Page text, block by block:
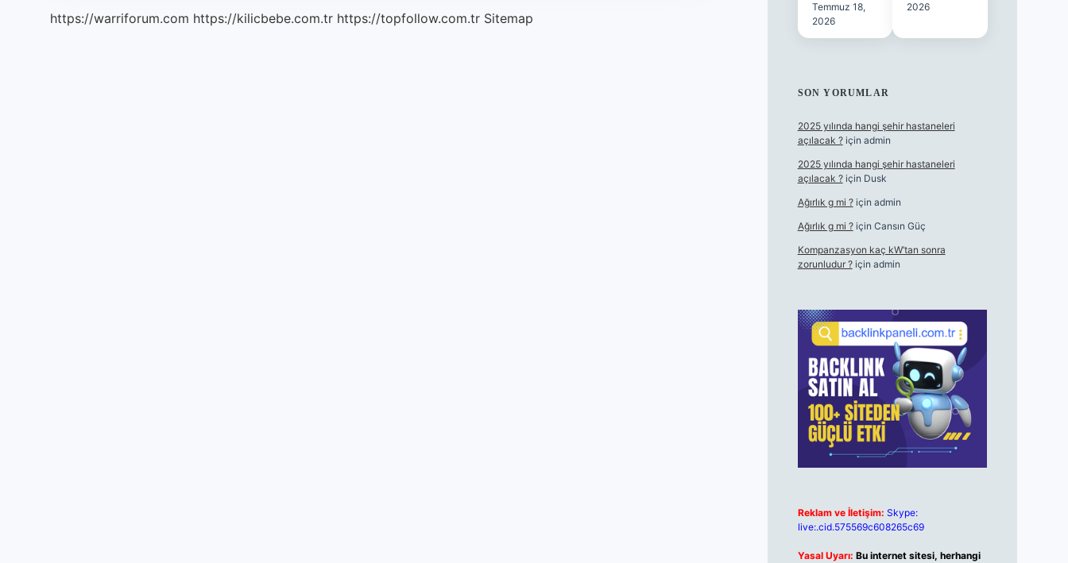
?
https://warriforum.com https://kilicbebe.com.tr https://topfollow.com.tr Sitemap
Temmuz 18,
2026
2026
SON YORUMLAR
2025 yılında hangi şehir hastaneleri
açılacak ?için admin
2025 yılında hangi şehir hastaneleri
açılacak ?için Dusk
Ağırlık g mi ?için admin
Ağırlık g mi ?için Cansın Güç
Kompanzasyon kaç kW’tan sonra
zorunludur ?için admin
Reklam ve İletişim: Skype:
live:.cid.575569c608265c69
Yasal Uyarı: Bu internet sitesi, herhangi